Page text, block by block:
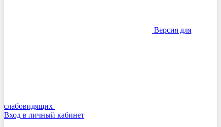
Версия для
слабовидящих
Вход в личный кабинет